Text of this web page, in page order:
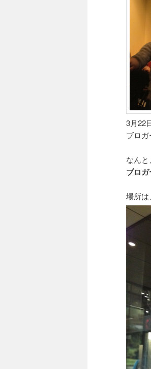
3月22
ブロ
なんと
ブロ
場所は